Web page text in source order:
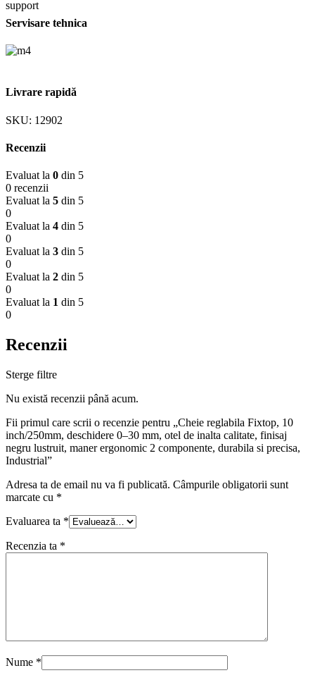
Servisare tehnica
Livrare rapidă
SKU: 12902
Recenzii
Evaluat la 0 din 5
0 recenzii
Evaluat la 5 din 5
0
Evaluat la 4 din 5
0
Evaluat la 3 din 5
0
Evaluat la 2 din 5
0
Evaluat la 1 din 5
0
Recenzii
Sterge filtre
Nu există recenzii până acum.
Fii primul care scrii o recenzie pentru „Cheie reglabila Fixtop, 10
inch/250mm, deschidere 0–30 mm, otel de inalta calitate, finisaj
negru lustruit, maner ergonomic 2 componente, durabila si precisa,
Industrial”
Adresa ta de email nu va fi publicată. Câmpurile obligatorii sunt
marcate cu *
Evaluarea ta *
Recenzia ta *
Nume *